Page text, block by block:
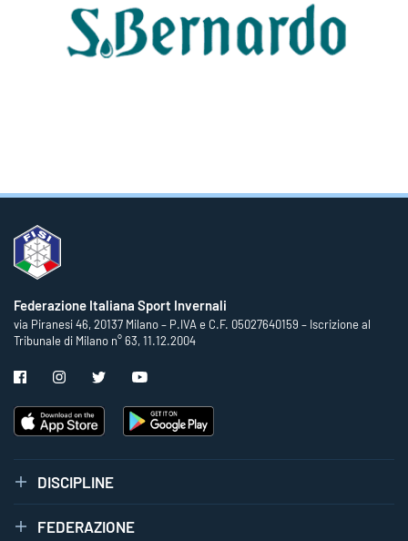
Federazione Italiana Sport Invernali
via Piranesi 46, 20137 Milano – P.IVA e C.F. 05027640159 – Iscrizione al
Tribunale di Milano n° 63, 11.12.2004
DISCIPLINE
FEDERAZIONE